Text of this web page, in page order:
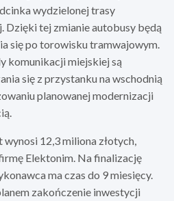
wydzielonej trasy
tej zmianie autobusy będą
się po torowisku tramwajowym.
komunikacji miejskiej są
się z przystanku na wschodnią
planowanej modernizacji
12,3 miliona złotych,
Elektonim. Na finalizację
ma czas do 9 miesięcy.
zakończenie inwestycji